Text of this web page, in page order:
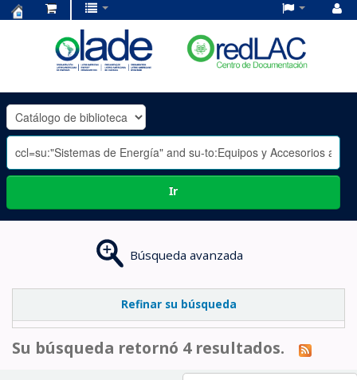
OLADE
-
Ir
Búsqueda avanzada
Refinar su búsqueda
Su búsqueda retornó 4 resultados.